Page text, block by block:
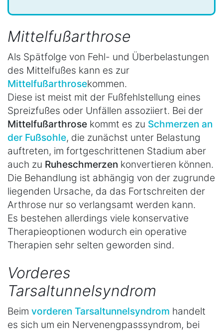
Mittelfußarthrose
Als Spätfolge von Fehl- und Überbelastungen
des Mittelfußes kann es zur
Mittelfußarthrosekommen.
Diese ist meist mit der Fußfehlstellung eines
Spreizfußes oder Unfällen assoziiert. Bei der
Mittelfußarthrose kommt es zu Schmerzen an
der Fußsohle, die zunächst unter Belastung
auftreten, im fortgeschrittenen Stadium aber
auch zu Ruheschmerzen konvertieren können.
Die Behandlung ist abhängig von der zugrunde
liegenden Ursache, da das Fortschreiten der
Arthrose nur so verlangsamt werden kann.
Es bestehen allerdings viele konservative
Therapieoptionen wodurch ein operative
Therapien sehr selten geworden sind.
Vorderes
Tarsaltunnelsyndrom
Beim vorderen Tarsaltunnelsyndrom handelt
es sich um ein Nervenengpasssyndrom, bei